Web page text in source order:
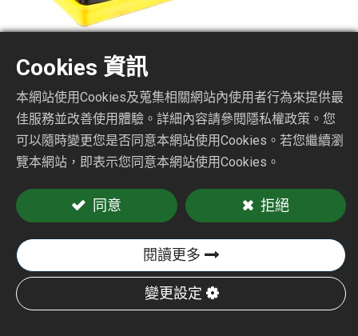
無吸塵砂光機
CY-2100NL
加入詢價車
Cookies 資訊
本網站使用Cookies及蒐集相關網站內使用者行為來提供最
佳服務並改善使用體驗。詳細內容請參閱隱私權政策。您
可以隨時變更您是否同意本網站使用Cookies。若您繼續瀏
覽本網站，即表示您同意本網站使用Cookies。
同意 拒絕
閱讀更多
變更設定